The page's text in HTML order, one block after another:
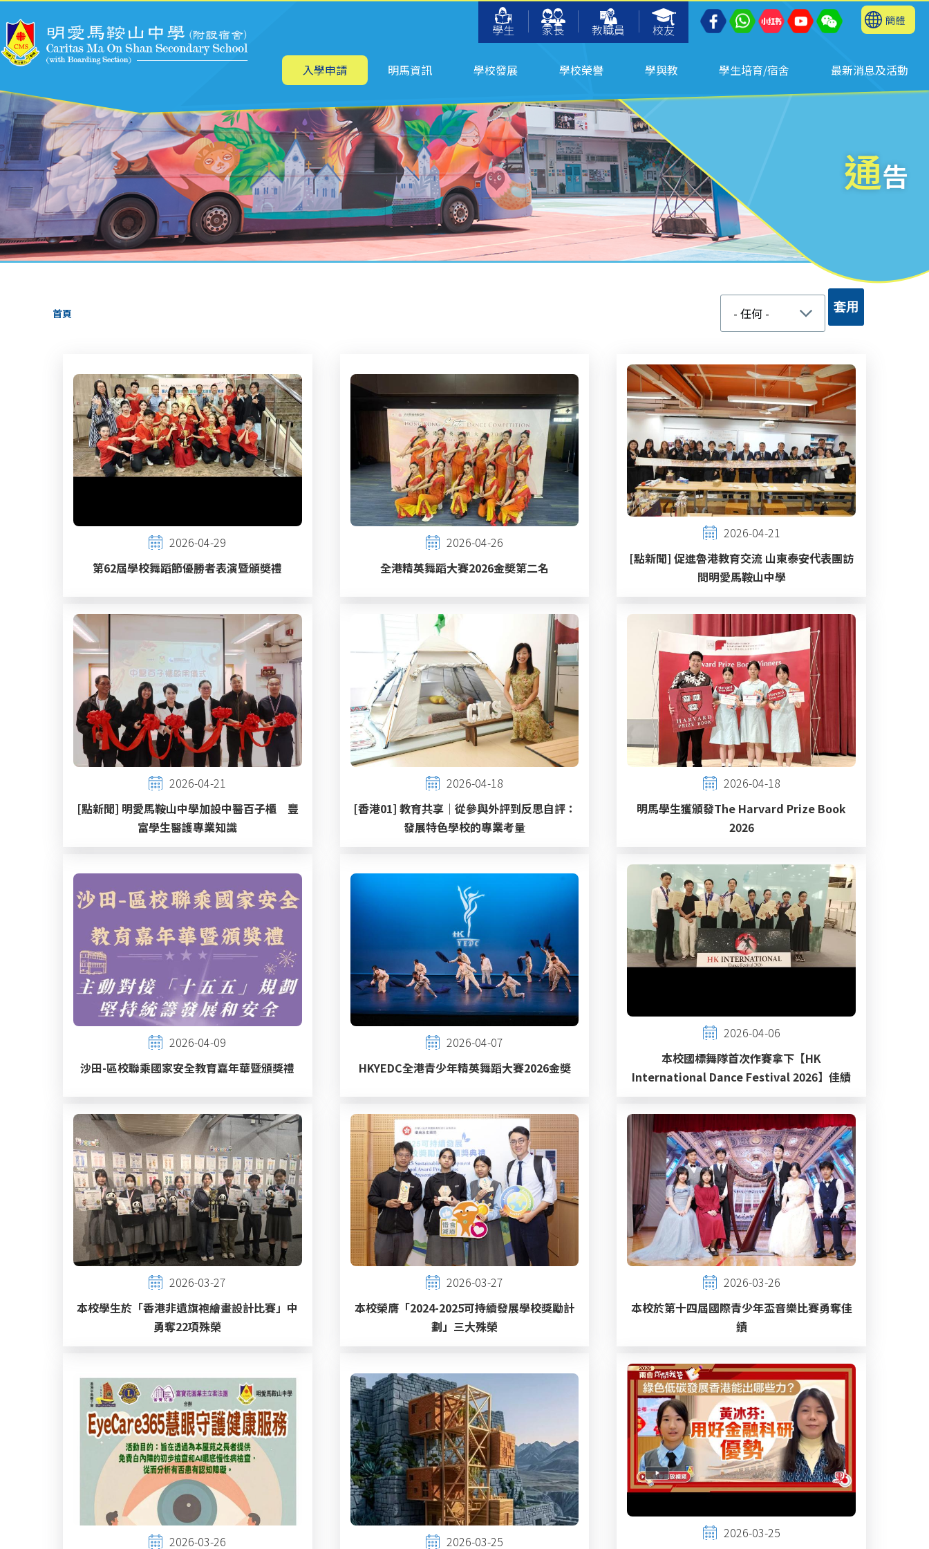
學生
家長 教職員 校友
簡體
主
航 入學申請 明馬資訊 學校發展 學校榮譽 學與教 學生培育/宿舍 最新消息及活動
通告
導
結
首頁
2026-04-29
第62屆學校舞蹈節優勝者表演暨頒奬禮
2026-04-26
全港精英舞蹈大賽2026金奬第二名
2026-04-21
[點新聞] 促進魯港教育交流 山東泰安代表團訪
問明愛馬鞍山中學
2026-04-21
[點新聞] 明愛馬鞍山中學加設中醫百子櫃 豐
富學生醫護專業知識
2026-04-18
[香港01] 教育共享｜從參與外評到反思自評：
發展特色學校的專業考量
2026-04-18
明馬學生獲頒發The Harvard Prize Book
2026
2026-04-09
沙田-區校聯乘國家安全教育嘉年華暨頒獎禮
2026-04-07
HKYEDC全港青少年精英舞蹈大賽2026金奬
2026-04-06
本校國標舞隊首次作賽拿下【HK
International Dance Festival 2026】佳績
2026-03-27
本校學生於「香港非遺旗袍繪畫設計比賽」中
勇奪22項殊榮
2026-03-27
本校榮膺「2024-2025可持續發展學校獎勵計
劃」三大殊榮
2026-03-26
本校於第十四屆國際青少年盃音樂比賽勇奪佳
績
2026-03-26 2026-03-25
2026-03-25